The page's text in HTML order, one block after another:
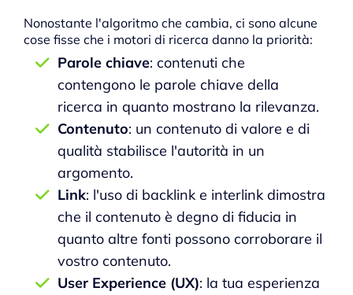
Nonostante l'algoritmo che cambia, ci sono alcune
cose fisse che i motori di ricerca danno la priorità:
Parole chiave: contenuti che
contengono le parole chiave della
ricerca in quanto mostrano la rilevanza.
Contenuto: un contenuto di valore e di
qualità stabilisce l'autorità in un
argomento.
Link: l'uso di backlink e interlink dimostra
che il contenuto è degno di fiducia in
quanto altre fonti possono corroborare il
vostro contenuto.
User Experience (UX): la tua esperienza